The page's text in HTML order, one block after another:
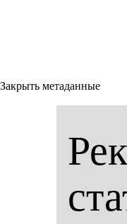
Закрыть метаданные